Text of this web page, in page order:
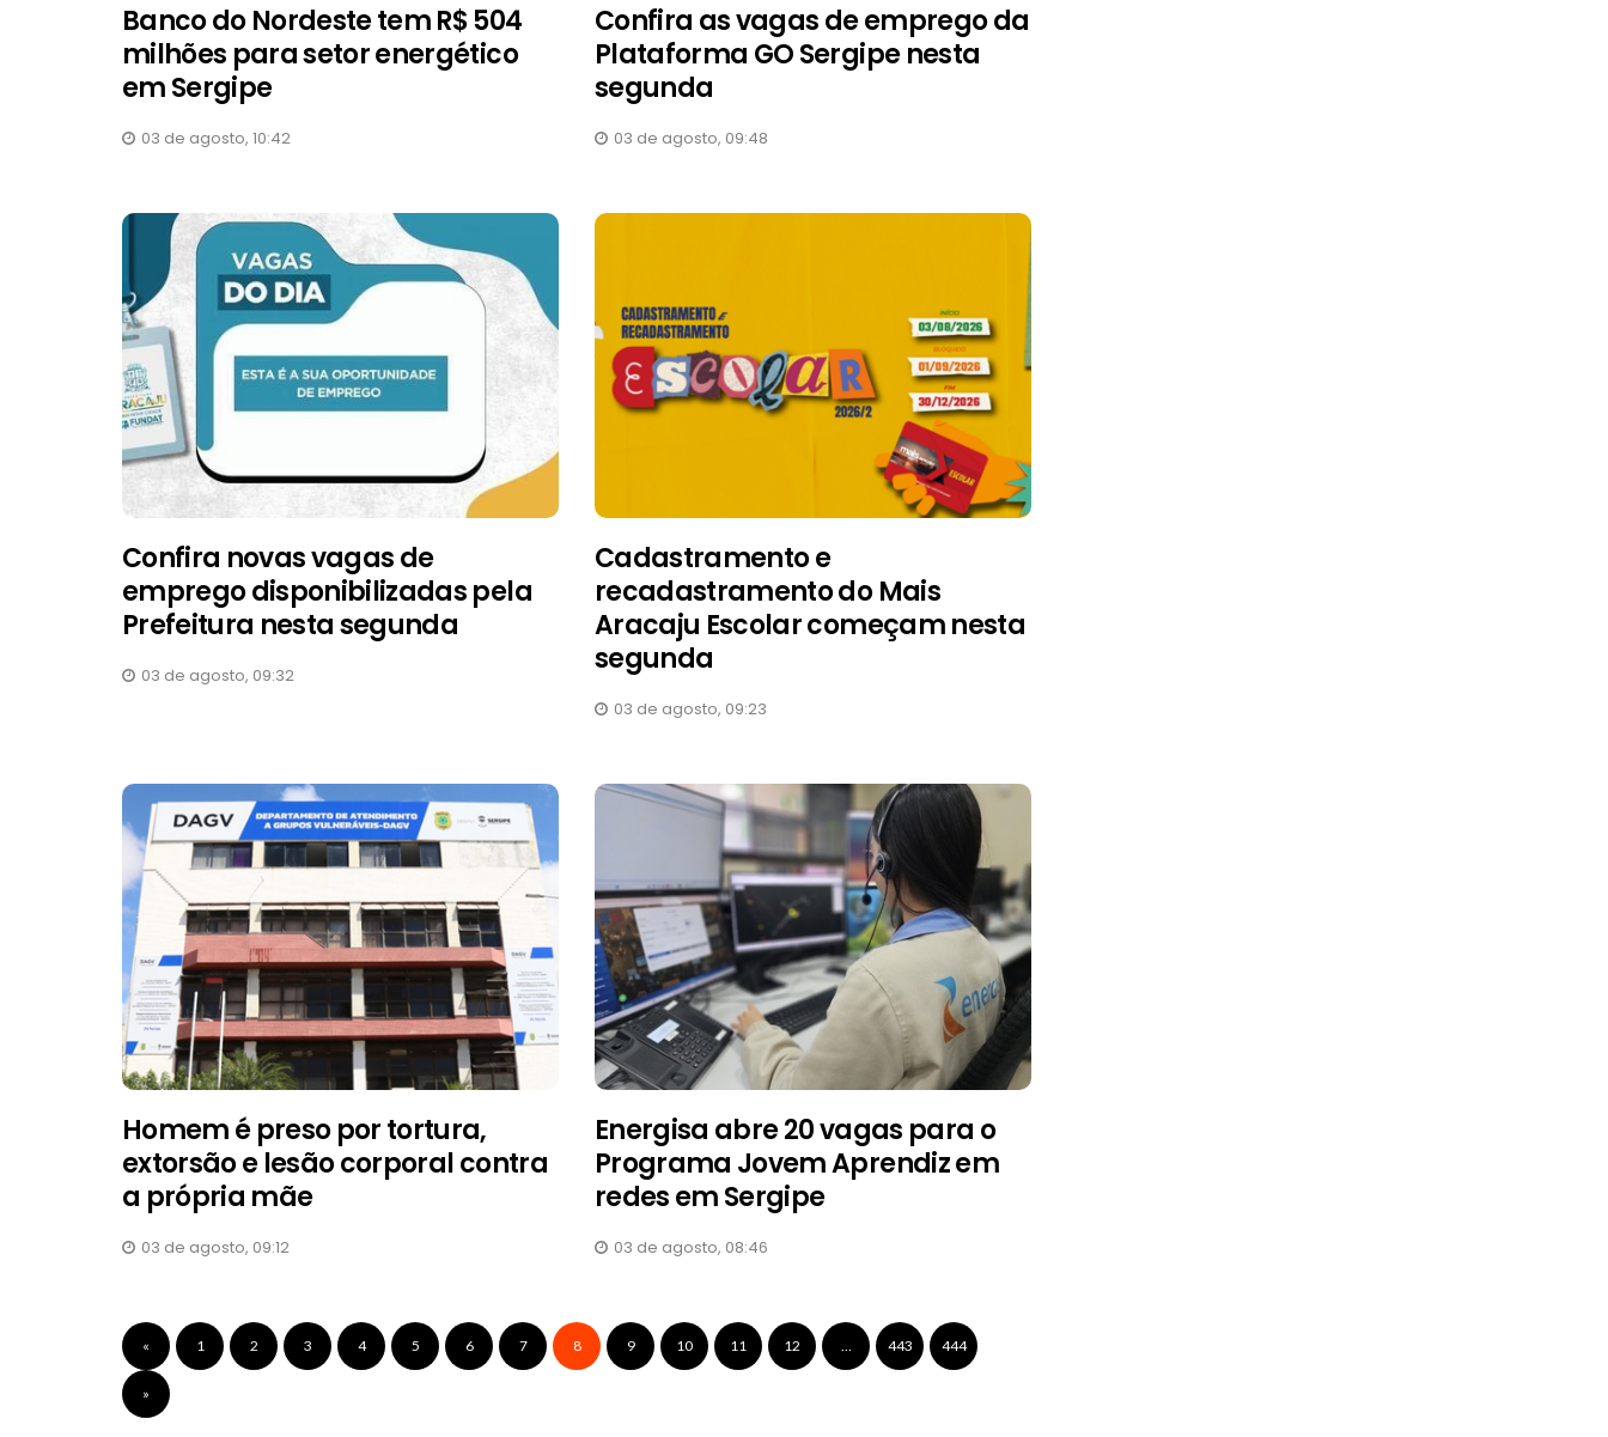
Banco do Nordeste tem R$ 504
milhões para setor energético
em Sergipe
03 de agosto, 10:42
Confira as vagas de emprego da
Plataforma GO Sergipe nesta
segunda
03 de agosto, 09:48
Confira novas vagas de
emprego disponibilizadas pela
Prefeitura nesta segunda
03 de agosto, 09:32
Cadastramento e
recadastramento do Mais
Aracaju Escolar começam nesta
segunda
03 de agosto, 09:23
Homem é preso por tortura,
extorsão e lesão corporal contra
a própria mãe
03 de agosto, 09:12
Energisa abre 20 vagas para o
Programa Jovem Aprendiz em
redes em Sergipe
03 de agosto, 08:46
« 1 2 3 4 5 6 7 8 9 10 11 12 … 443 444
»